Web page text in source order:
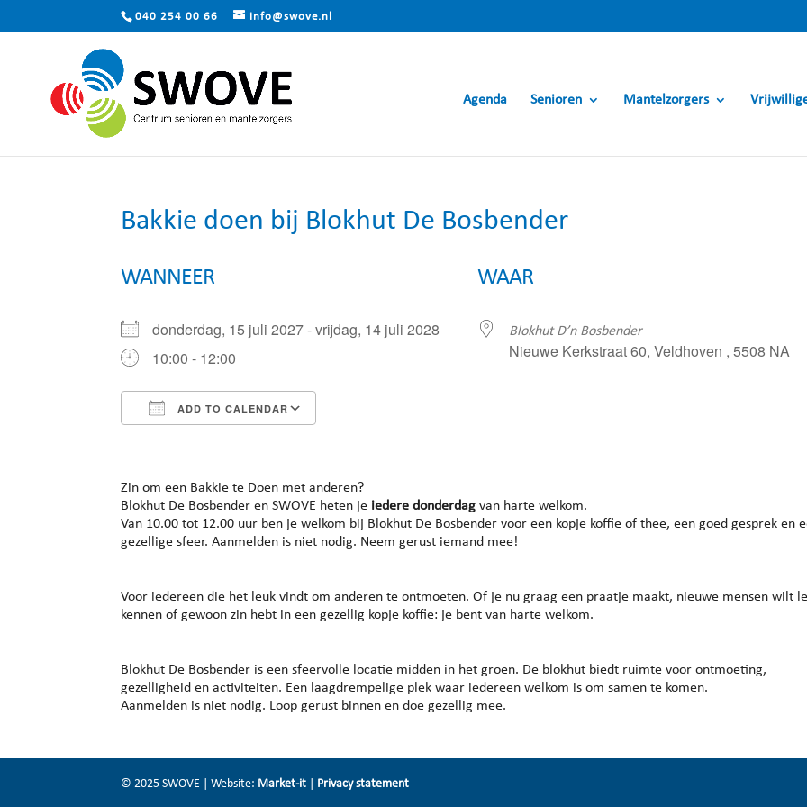
040 254 00 66 info@swove.nl
Agenda Senioren Mantelzorgers
Bakkie doen bij Blokhut De Bosbender
WANNEER
donderdag, 15 juli 2027 - vrijdag, 14 juli 2028
10:00 - 12:00
ADD TO CALENDAR
WAAR
Blokhut D’n Bosbender
Nieuwe Kerkstraat 60, Veldhoven , 5508 NA
Zin om een Bakkie te Doen met anderen?
Blokhut De Bosbender en SWOVE heten je iedere donderdag van harte welkom.
Van 10.00 tot 12.00 uur ben je welkom bij Blokhut De Bosbender voor een kopje koffie of thee, een goed gesprek en
gezellige sfeer. Aanmelden is niet nodig. Neem gerust iemand mee!
Voor iedereen die het leuk vindt om anderen te ontmoeten. Of je nu graag een praatje maakt, nieuwe mensen wilt
kennen of gewoon zin hebt in een gezellig kopje koffie: je bent van harte welkom.
Blokhut De Bosbender is een sfeervolle locatie midden in het groen. De blokhut biedt ruimte voor ontmoeting,
gezelligheid en activiteiten. Een laagdrempelige plek waar iedereen welkom is om samen te komen.
Aanmelden is niet nodig. Loop gerust binnen en doe gezellig mee.
© 2025 SWOVE | Website: Market-it Privacy statement